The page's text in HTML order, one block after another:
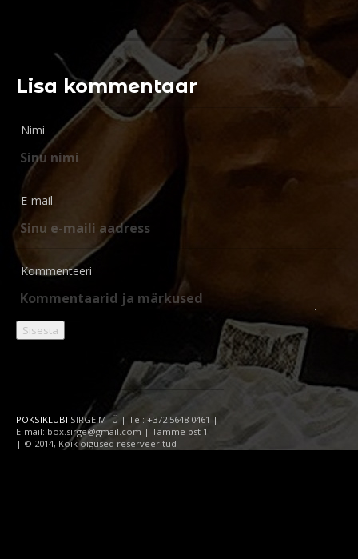
Lisa kommentaar
Nimi
E-mail
Kommenteeri
POKSIKLUBI SIRGE MTÜ | Tel: +372 5648 0461 |
E-mail: box.sirge@gmail.com | Tamme pst 1
| © 2014, Kõik õigused reserveeritud